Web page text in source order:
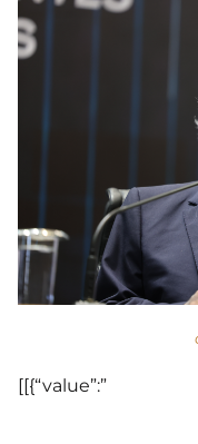
[[{“value”:”